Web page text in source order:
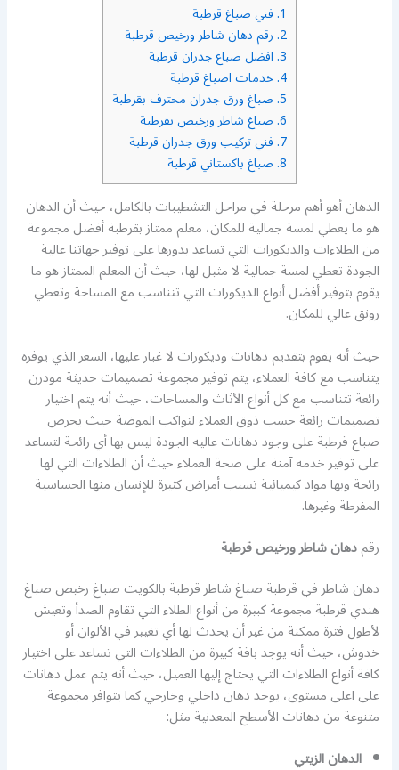
1. فني صباغ قرطبة
2. رقم دهان شاطر ورخيص قرطبة
3. افضل صباغ جدران قرطبة
4. خدمات اصباغ قرطبة
5. صباغ ورق جدران محترف بقرطبة
6. صباغ شاطر ورخيص بقرطبة
7. فني تركيب ورق جدران قرطبة
8. صباغ باكستاني قرطبة
الدهان أهو أهم مرحلة في مراحل التشطيبات بالكامل، حيث أن الدهان
هو ما يعطي لمسة جمالية للمكان، معلم ممتاز بقرطبة أفضل مجموعة
من الطلاءات والديكورات التي تساعد بدورها على توفير جهاتنا عالية
الجودة تعطي لمسة جمالية لا مثيل لها، حيث أن المعلم الممتاز هو ما
يقوم بتوفير أفضل أنواع الديكورات التي تتناسب مع المساحة وتعطي
رونق عالي للمكان.
حيث أنه يقوم بتقديم دهانات وديكورات لا غبار عليها، السعر الذي يوفره
يتناسب مع كافة العملاء، يتم توفير مجموعة تصميمات حديثة مودرن
رائعة تتناسب مع كل أنواع الأثاث والمساحات، حيث أنه يتم اختيار
تصميمات رائعة حسب ذوق العملاء لتواكب الموضة حيث يحرص
صباع قرطبة على وجود دهانات عاليه الجودة ليس بها أي رائحة لتساعد
على توفير خدمه آمنة على صحة العملاء حيث أن الطلاءات التي لها
رائحة وبها مواد كيميائية تسبب أمراض كثيرة للإنسان منها الحساسية
المفرطة وغيرها.
رقمدهان شاطر ورخيص قرطبة
دهان شاطر في قرطبة صباغ شاطر قرطبة بالكويت صباغ رخيص صباغ
هندي قرطبة مجموعة كبيرة من أنواع الطلاء التي تقاوم الصدأ وتعيش
لأطول فترة ممكنة من غير أن يحدث لها أي تغيير في الألوان أو
خدوش، حيث أنه يوجد باقة كبيرة من الطلاءات التي تساعد على اختيار
كافة أنواع الطلاءات التي يحتاج إليها العميل، حيث أنه يتم عمل دهانات
على اعلى مستوى، يوجد دهان داخلي وخارجي كما يتوافر مجموعة
متنوعة من دهانات الأسطح المعدنية مثل:
الدهان الزيتي